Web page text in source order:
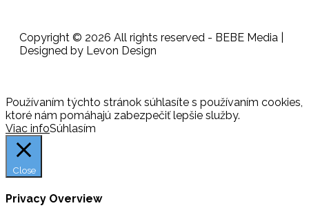
Copyright © 2026 All rights reserved - BEBE Media |
Designed by Levon Design
Používaním týchto stránok súhlasíte s používaním cookies,
ktoré nám pomáhajú zabezpečiť lepšie služby.
Viac infoSúhlasím
Close
Privacy Overview